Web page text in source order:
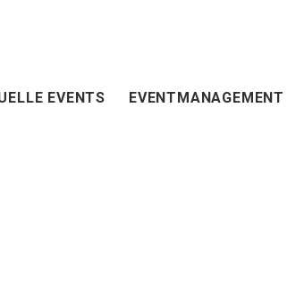
EVENTS EVENTMANAGEMENT